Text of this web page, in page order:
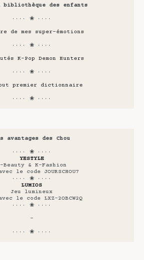
bibliothèque des enfants
···· ❀ ····
de mes super-émotions
···· ❀ ····
K-Pop Demon Hunters
···· ❀ ····
premier dictionnaire
···· ❀ ····
avantages des Chou
···· ❀ ····
YESTYLE
Beauty & K-Fashion
le code JOURSCHOU7
···· ❀ ····
LUMIOS
Jeu lumineux
le code LXZ-2OBCW2Q
···· ❀ ····
-
···· ❀ ····